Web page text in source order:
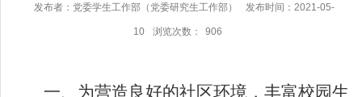
发布者：党委学生工作部（党委研究生工作部） 发布时间：2021-05-
10 浏览次数： 906
一、为营造良好的社区环境，丰富校园生